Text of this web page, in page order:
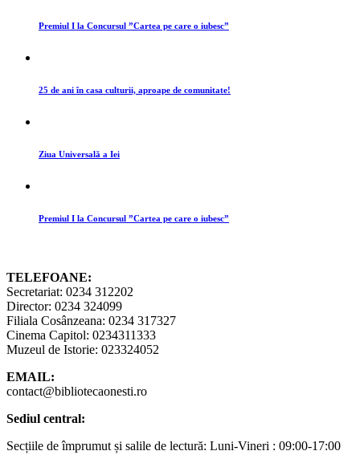
Premiul I la Concursul ”Cartea pe care o iubesc”
25 de ani în casa culturii, aproape de comunitate!
Ziua Universală a Iei
Premiul I la Concursul ”Cartea pe care o iubesc”
TELEFOANE:
Secretariat: 0234 312202
Director: 0234 324099
Filiala Cosânzeana: 0234 317327
Cinema Capitol: 0234311333
Muzeul de Istorie: 023324052
EMAIL:
contact@bibliotecaonesti.ro
Sediul central:
Secțiile de împrumut și salile de lectură: Luni-Vineri : 09:00-17:00